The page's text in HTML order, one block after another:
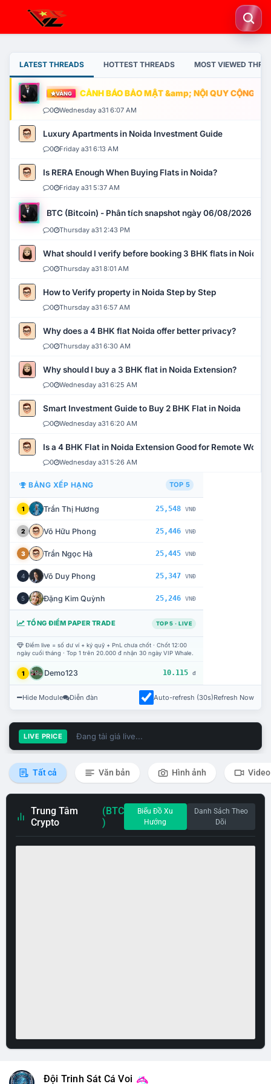
LATEST THREADS HOTTEST THREADS MOST VIEWED
VÀNG CẢNH BÁO BẢO MẬT &amp; NỘI QUY CỘNG
0 Wednesday a31 6:07 AM
Luxury Apartments in Noida Investment Guide
0 Friday a31 6:13 AM
Is RERA Enough When Buying Flats in Noida?
0 Friday a31 5:37 AM
BTC (Bitcoin) - Phân tích snapshot ngày 06/08/2026
0 Thursday a31 2:43 PM
What should I verify before booking 3 BHK flats in Noida?
0 Thursday a31 8:01 AM
How to Verify property in Noida Step by Step
0 Thursday a31 6:57 AM
Why does a 4 BHK flat Noida offer better privacy?
0 Thursday a31 6:30 AM
Why should I buy a 3 BHK flat in Noida Extension?
0 Wednesday a31 6:25 AM
Smart Investment Guide to Buy 2 BHK Flat in Noida
0 Wednesday a31 6:20 AM
Is a 4 BHK Flat in Noida Extension Good for Remote Work?
0 Wednesday a31 5:26 AM
BẢNG XẾP HẠNG TOP 5
1 Trần Thị Hương 25,548 VNĐ
2 Võ Hữu Phong 25,446 VNĐ
3 Trần Ngọc Hà 25,445 VNĐ
4 Võ Duy Phong 25,347 VNĐ
5 Đặng Kim Quỳnh 25,246 VNĐ
TỔNG ĐIỂM PAPER TRADE TOP 5 · LIVE
Điểm live = số dư ví + ký quỹ + PnL chưa chốt · Chốt 12:00
ngày cuối tháng · Top 1 trên 20.000 đ nhận 30 ngày VIP Whale.
1 Demo123 10.115 đ
Hide Module Diễn đàn Auto-refresh (30s)Refresh Now
LIVE PRICE Đang tải giá live...
Tất cả Văn bản Hình ảnh Video
Trung Tâm
Crypto
(BTC
)
Biểu Đồ Xu
Hướng
Danh Sách Theo
Dõi
Đội Trinh Sát Cá Voi